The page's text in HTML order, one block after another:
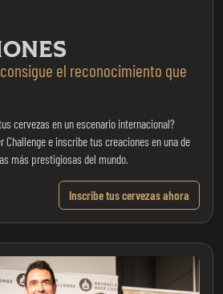
el reconocimiento que
cervezas en un escenario internacional?
Challenge e inscribe tus creaciones en una de
más prestigiosas del mundo.
Inscribe tus cervezas ahora